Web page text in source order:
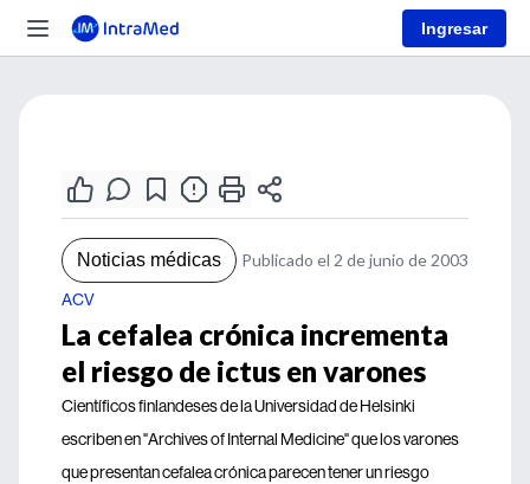
Ingresar
Noticias médicas Publicado el 2 de junio de 2003
ACV
La cefalea crónica incrementa
el riesgo de ictus en varones
Científicos finlandeses de la Universidad de Helsinki
escriben en "Archives of Internal Medicine" que los varones
que presentan cefalea crónica parecen tener un riesgo